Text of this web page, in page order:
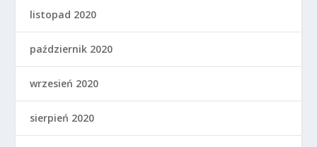
listopad 2020
październik 2020
wrzesień 2020
sierpień 2020